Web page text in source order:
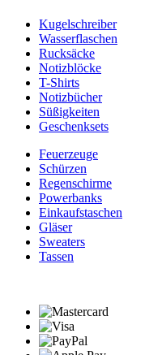
Kugelschreiber
Wasserflaschen
Rucksäcke
Notizblöcke
T-Shirts
Notizbücher
Süßigkeiten
Geschenksets
Feuerzeuge
Schürzen
Regenschirme
Powerbanks
Einkaufstaschen
Gläser
Sweaters
Tassen